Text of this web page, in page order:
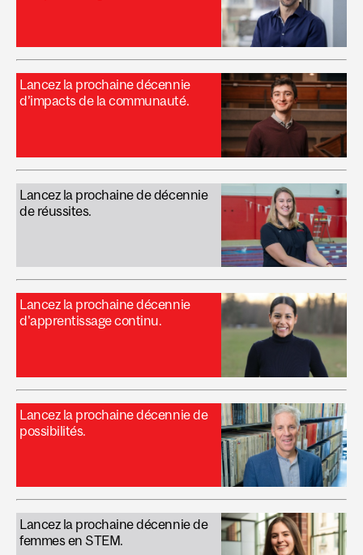
Lancez la prochaine décennie
d’impacts de la communauté.
Lancez la prochaine de décennie
de réussites.
Lancez la prochaine décennie
d'apprentissage continu.
Lancez la prochaine décennie de
possibilités.
Lancez la prochaine décennie de
femmes en STEM.